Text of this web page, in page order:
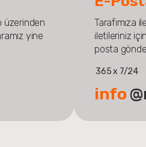
üzerinden
yine
Tarafımıza
iletileriniz
posta
365 x 7/24
info